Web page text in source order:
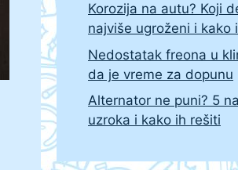
Korozija na autu? Koji
najviše ugroženi i kako
Nedostatak freona u
da je vreme za dopunu
Alternator ne puni? 5
uzroka i kako ih rešiti